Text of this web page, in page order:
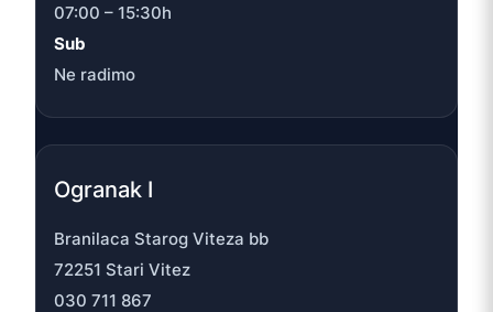
07:00 – 15:30h
Sub
Ne radimo
Ogranak I
Branilaca Starog Viteza bb
72251 Stari Vitez
030 711 867